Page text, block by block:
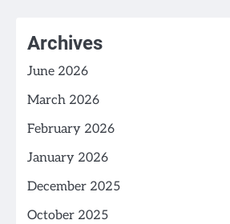
Archives
June 2026
March 2026
February 2026
January 2026
December 2025
October 2025